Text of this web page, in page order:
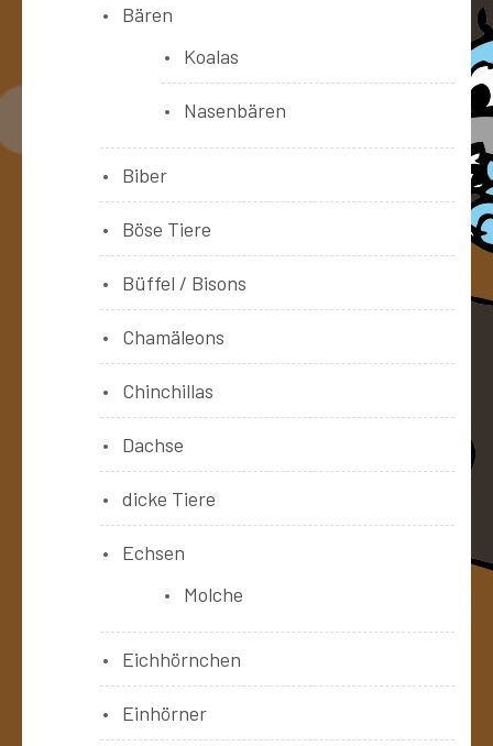
Bären
Koalas
Nasenbären
Biber
Böse Tiere
Büffel / Bisons
Chamäleons
Chinchillas
Dachse
dicke Tiere
Echsen
Molche
Eichhörnchen
Einhörner